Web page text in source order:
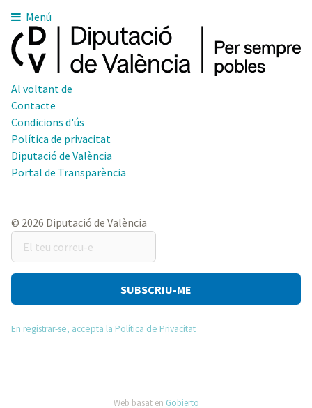
Menú
Al voltant de
Contacte
Condicions d'ús
Política de privacitat
Diputació de València
Portal de Transparència
© 2026 Diputació de València
teu
correu-
En registrar-se, accepta la Política de Privacitat
Web basat en Gobierto